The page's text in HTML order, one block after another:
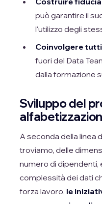
può garantire il
l'utilizzo degli
Coinvolgere
fuori del Data
dalla formazione
Sviluppo del
A seconda della linea
troviamo, delle
numero di dipendenti,
complessità dei dati
forza lavoro, le